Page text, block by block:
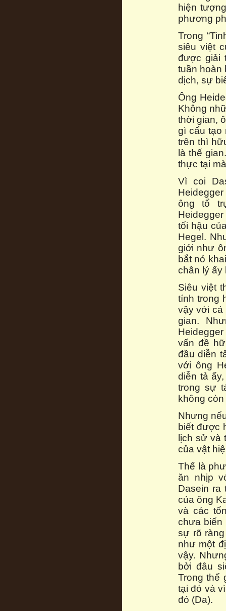
hiện
phương
Trong
siêu việt
được giải
tuần hoàn
dịch, sự
Ông
Không
thời gian,
gì cấu tạo
trên thì
là thế
thực tại
Vì coi
ông tổ
tối hậu
Hegel.
giới như
bắt nó
chân lý ấy
Siêu việt
tính trong
vậy với cả
gian.
vấn đề
đầu diễn
với ông
diễn tả
trong sự
không
Nhưng
biết được
lịch sử và
của vật
Thế là
ăn nhịp
Dasein ra
của ông
và các
chưa biến
sự rõ
như một
vậy.
bởi đâu
Trong thế
tại đó và
đó (Da).